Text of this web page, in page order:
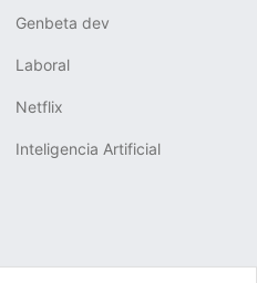
Genbeta dev
Laboral
Netflix
Inteligencia Artificial